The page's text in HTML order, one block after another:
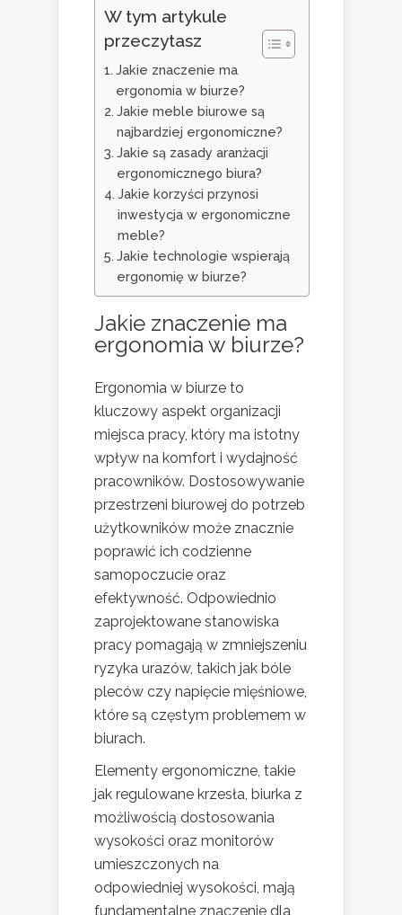
W tym artykule
przeczytasz
Jakie znaczenie ma
ergonomia w biurze?
Jakie meble biurowe są
najbardziej ergonomiczne?
Jakie są zasady aranżacji
ergonomicznego biura?
Jakie korzyści przynosi
inwestycja w ergonomiczne
meble?
Jakie technologie wspierają
ergonomię w biurze?
Jakie znaczenie ma
ergonomia w biurze?
Ergonomia w biurze to
kluczowy aspekt organizacji
miejsca pracy, który ma istotny
wpływ na komfort i wydajność
pracowników. Dostosowywanie
przestrzeni biurowej do potrzeb
użytkowników może znacznie
poprawić ich codzienne
samopoczucie oraz
efektywność. Odpowiednio
zaprojektowane stanowiska
pracy pomagają w zmniejszeniu
ryzyka urazów, takich jak bóle
pleców czy napięcie mięśniowe,
które są częstym problemem w
biurach.
Elementy ergonomiczne, takie
jak regulowane krzesła, biurka z
możliwością dostosowania
wysokości oraz monitorów
umieszczonych na
odpowiedniej wysokości, mają
fundamentalne znaczenie dla